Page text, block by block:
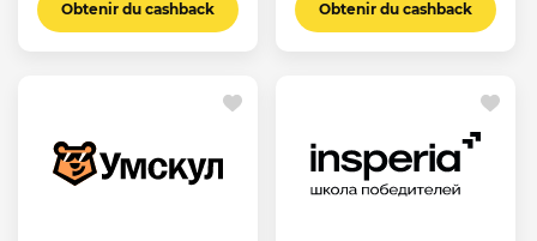
Obtenir du cashback Obtenir du cashback